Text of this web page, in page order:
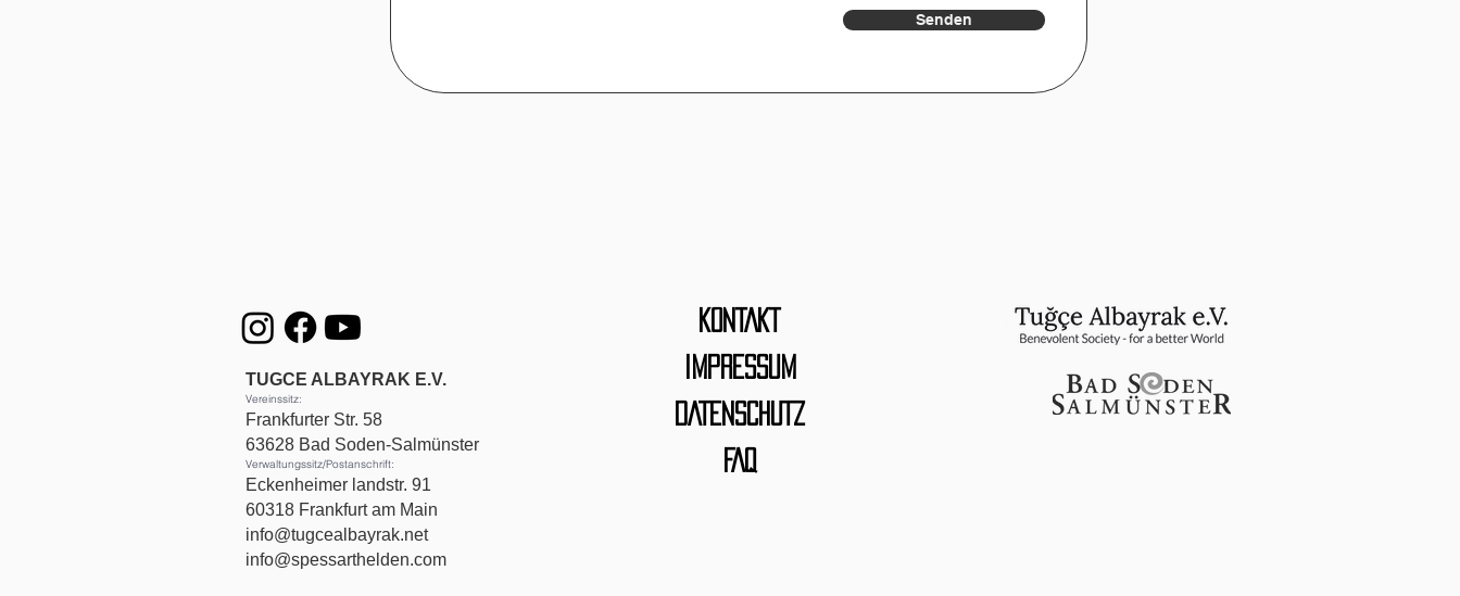
Senden
TUGCE ALBAYRAK E.V.
Vereinssitz:
Frankfurter Str. 58
63628 Bad Soden-Salmünster
Verwaltungssitz/Postanschrift:
Eckenheimer landstr. 91
60318 Frankfurt am Main
info@tugcealbayrak.net
info@spessarthelden.com
KONTAKT
IMPRESSUM
DATENSCHUTZ
FAQ